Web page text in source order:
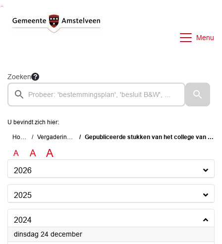
Menu
Zoeken
U bevindt zich hier:
Home Vergaderingen Gepubliceerde stukken van het college van B&W
A A A
2026
2025
2024
dinsdag 24 december2024